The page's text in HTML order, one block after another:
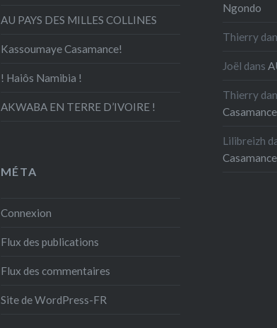
AU PAYS DES MILLES COLLINES
Kassoumaye Casamance!
! Haiôs Namibia !
AKWABA EN TERRE D’IVOIRE !
Ngondo
Thierry
Joël dans
Thierry
Lilibreizh
MÉTA
Connexion
Flux des publications
Flux des commentaires
Site de WordPress-FR